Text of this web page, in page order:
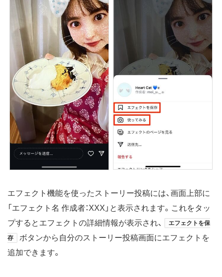
エフェクト機能を使ったストーリー投稿には、画面上部に
「エフェクト名 作成者：XXX」と表示されます。これをタッ
プするとエフェクトの詳細情報が表示され、
エフェクトを保
存
ボタンから自分のストーリー投稿画面にエフェクトを
追加できます。